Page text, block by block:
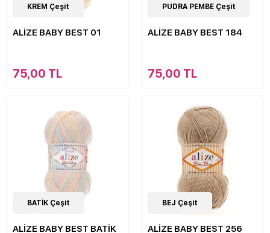
63Çeşit
KREM Çeşit
ALİZE BABY BEST 01
75,00 TL
63Çeşit
PUDRA PEMBE Çeşit
ALİZE BABY BEST 184
75,00 TL
22Çeşit
BATİK Çeşit
ALİZE BABY BEST BATİK
63Çeşit
BEJ Çeşit
ALİZE BABY BEST 256